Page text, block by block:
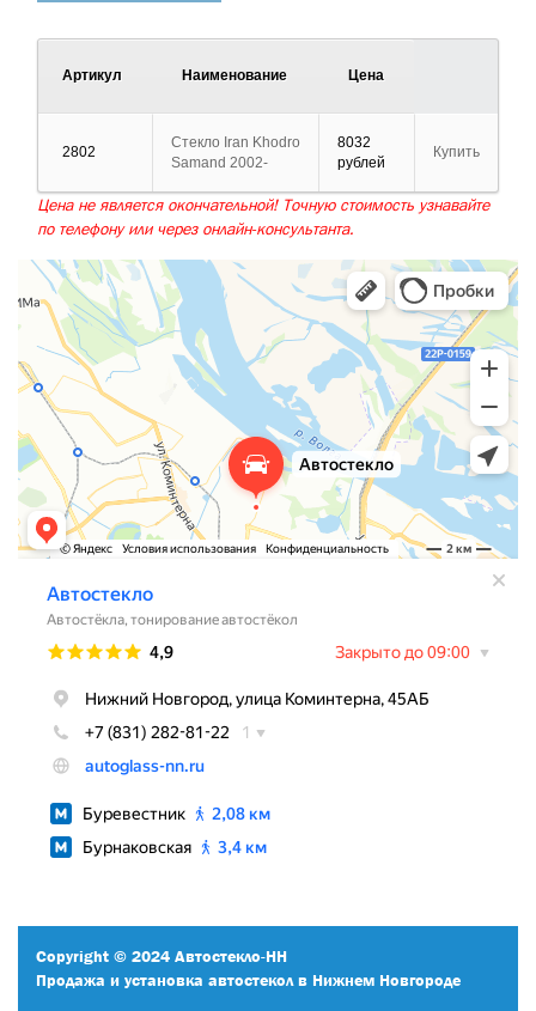
Артикул Наименование Цена
2802
Стекло Iran Khodro
Samand 2002-
8032
рублей
Купить
Цена не является окончательной! Точную стоимость узнавайте
по телефону или через онлайн-консультанта.
Copyright © 2024 Автостекло-НН
Продажа и установка автостекол в Нижнем Новгороде